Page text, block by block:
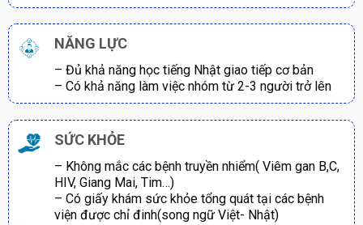
NĂNG LỰC
– Đủ khả năng học tiếng Nhật giao tiếp cơ bản
– Có khả năng làm việc nhóm từ 2-3 người trở lên
SỨC KHỎE
– Không mắc các bệnh truyền nhiểm( Viêm gan B,C,
HIV, Giang Mai, Tim…)
– Có giấy khám sức khỏe tổng quát tại các bệnh
viện được chỉ đinh(song ngữ Việt- Nhật)